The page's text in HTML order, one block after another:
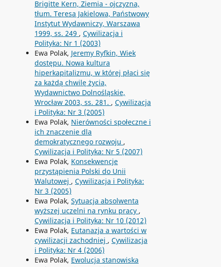
Brigitte Kern, Ziemia - ojczyzna,
tłum. Teresa Jakielowa, Państwowy
Instytut Wydawniczy, Warszawa
1999, ss. 249 , Cywilizacja i
Polityka: Nr 1 (2003)
Ewa Polak, Jeremy Ryfkin, Wiek
dostępu. Nowa kultura
hiperkapitalizmu, w której płaci się
za każdą chwilę życia,
Wydawnictwo Dolnośląskie,
Wrocław 2003, ss. 281. , Cywilizacja
i Polityka: Nr 3 (2005)
Ewa Polak, Nierówności społeczne i
ich znaczenie dla
demokratycznego rozwoju ,
Cywilizacja i Polityka: Nr 5 (2007)
Ewa Polak, Konsekwencje
przystąpienia Polski do Unii
Walutowej , Cywilizacja i Polityka:
Nr 3 (2005)
Ewa Polak, Sytuacja absolwenta
wyższej uczelni na rynku pracy ,
Cywilizacja i Polityka: Nr 10 (2012)
Ewa Polak, Eutanazja a wartości w
cywilizacji zachodniej , Cywilizacja
i Polityka: Nr 4 (2006)
Ewa Polak, Ewolucja stanowiska